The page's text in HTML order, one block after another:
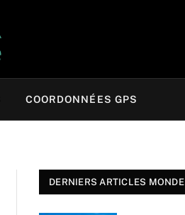
COORDONNÉES GPS
DERNIERS ARTICLES MONDE